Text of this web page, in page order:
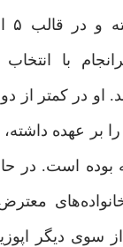
با انتخاب
او در کمتر از
بر عهده داشته،
بوده است. در
سوی دیگر